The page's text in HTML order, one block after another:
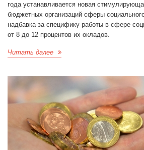
года устанавливается новая
бюджетных организаций сферы
надбавка за специфику работы в сфере
от 8 до 12 процентов их окладов.
Читать далее